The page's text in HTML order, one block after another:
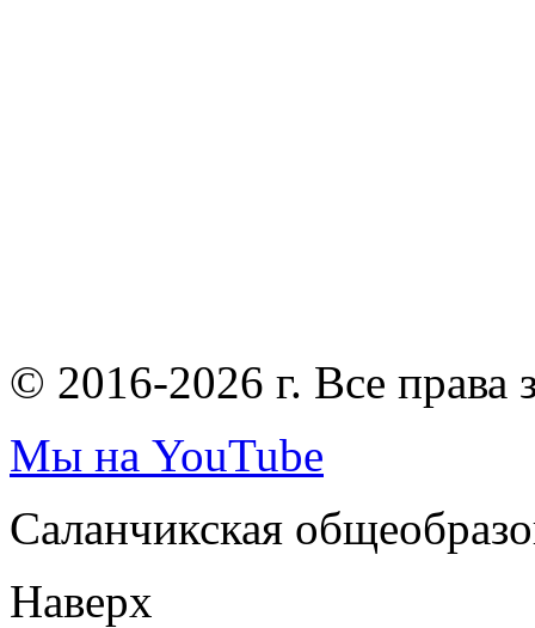
© 2016-2026 г. Все
Мы на YouTube
Саланчикская
Наверх